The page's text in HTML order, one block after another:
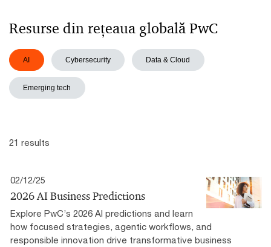
Resurse din rețeaua globală PwC
AI Cybersecurity Data & Cloud
Emerging tech
21 results
02/12/25
2026 AI Business Predictions
Explore PwC’s 2026 AI predictions and learn
how focused strategies, agentic workflows, and
responsible innovation drive transformative business